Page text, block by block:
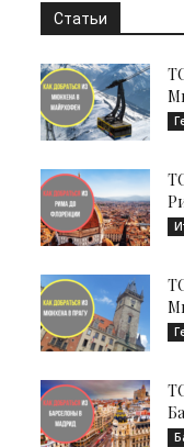
Статьи